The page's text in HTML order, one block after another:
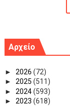
Αρχείο
► 2026 (72)
► 2025 (511)
► 2024(593)
► 2023 (618)